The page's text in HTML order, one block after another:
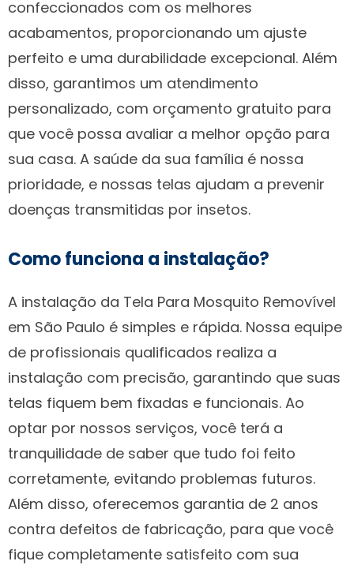
confeccionados com os melhores
acabamentos, proporcionando um ajuste
perfeito e uma durabilidade excepcional. Além
disso, garantimos um atendimento
personalizado, com orçamento gratuito para
que você possa avaliar a melhor opção para
sua casa. A saúde da sua família é nossa
prioridade, e nossas telas ajudam a prevenir
doenças transmitidas por insetos.
Como funciona a instalação?
A instalação da Tela Para Mosquito Removível
em São Paulo é simples e rápida. Nossa equipe
de profissionais qualificados realiza a
instalação com precisão, garantindo que suas
telas fiquem bem fixadas e funcionais. Ao
optar por nossos serviços, você terá a
tranquilidade de saber que tudo foi feito
corretamente, evitando problemas futuros.
Além disso, oferecemos garantia de 2 anos
contra defeitos de fabricação, para que você
fique completamente satisfeito com sua